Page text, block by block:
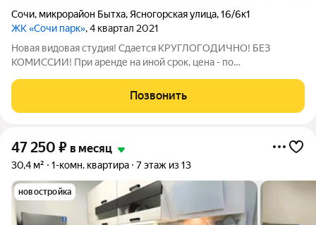
Сочи, микрорайон Бытха, Ясногорская улица,16/6к1
ЖК «Сочи парк», 4 квартал 2021
Новая видовая студия! Сдается КРУГЛОГОДИЧНО! БЕЗ
КОМИССИИ! При аренде на иной срок, цена - по
расположился в новом районе Сочи, откуда открываются
великолепные пейзажи в обе стороны на море, горы и
Позвонить
47 250 ₽ в месяц
30,4 м² 1-комн. квартира 7 этаж из 13
новостройка